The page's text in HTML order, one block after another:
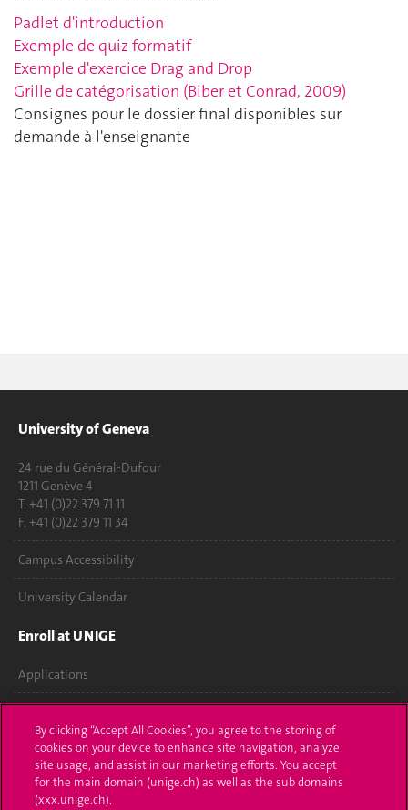
Padlet d'introduction
Exemple de quiz formatif
Exemple d'exercice Drag and Drop
Grille de catégorisation (Biber et Conrad, 2009)
Consignes pour le dossier final disponibles sur
demande à l'enseignante
University of Geneva
24 rue du Général-Dufour
1211 Genève 4
T. +41 (0)22 379 71 11
F. +41 (0)22 379 11 34
Campus Accessibility
University Calendar
Enroll at UNIGE
Applications
Ask a question
Contact
By clicking “Accept All Cookies”, you agree to the storing of
cookies on your device to enhance site navigation, analyze
site usage, and assist in our marketing efforts. You accept
for the main domain (unige.ch) as well as the sub domains
(xxx.unige.ch).